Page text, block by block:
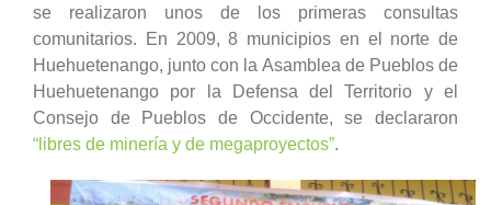
se realizaron unos de los primeras consultas
comunitarios. En 2009, 8 municipios en el norte de
Huehuetenango, junto con la Asamblea de Pueblos de
Huehuetenango por la Defensa del Territorio y el
Consejo de Pueblos de Occidente, se declararon
“libres de minería y de megaproyectos”.